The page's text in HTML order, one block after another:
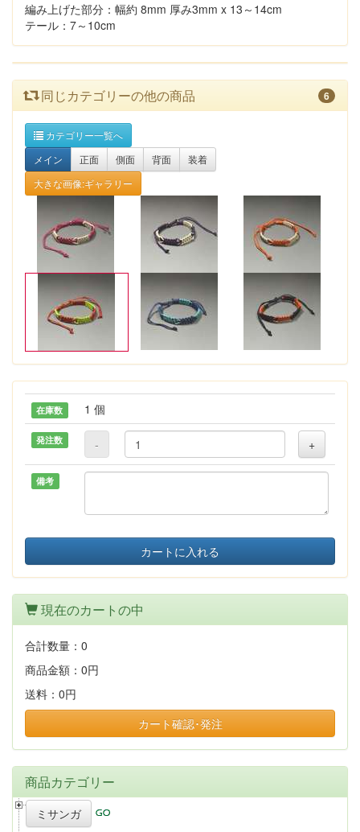
編み上げた部分：幅約 8mm 厚み3mm x 13～14cm
テール：7～10cm
同じカテゴリーの他の商品 6
カテゴリー一覧へ
メイン
正面 側面 背面
装着
大きな画像:ギャラリー
在庫数 1 個
発注数 - +
備考
カートに入れる
現在のカートの中
合計数量： 0
商品金額： 0円
送料： 0円
カート確認･発注
商品カテゴリー
ミサンガ